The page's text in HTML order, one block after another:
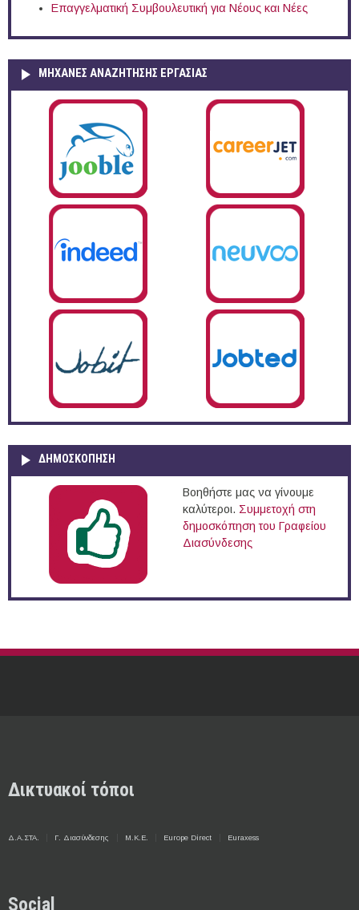
Επαγγελματική Συμβουλευτική για Νέους και Νέες
ΜΗΧΑΝΕΣ ΑΝΑΖΗΤΗΣΗΣ ΕΡΓΑΣΙΑΣ
ΔΗΜΟΣΚΌΠΗΣΗ
Βοηθήστε μας να γίνουμε
καλύτεροι. Συμμετοχή στη
δημοσκόπηση του Γραφείου
Διασύνδεσης
Δικτυακοί τόποι
Δ.Α.ΣΤΑ. Γ. Διασύνδεσης Μ.Κ.Ε. Europe Direct Euraxess
Social